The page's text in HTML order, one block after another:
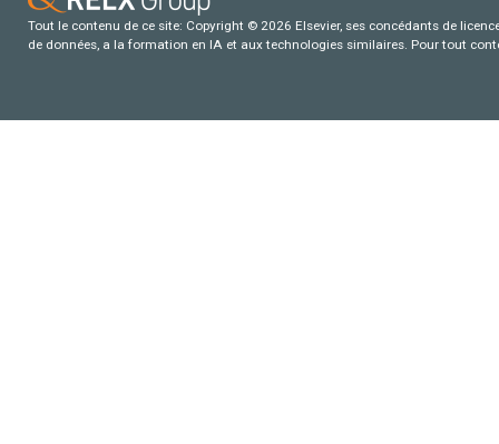
Tout le contenu de ce site: Copyright © 2026 Elsevier, ses concédants de
de données, a la formation en IA et aux technologies similaires. Pour tout